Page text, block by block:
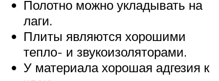
Полотно можно укладывать на
лаги.
Плиты являются хорошими
тепло- и звукоизоляторами.
У материала хорошая адгезия к